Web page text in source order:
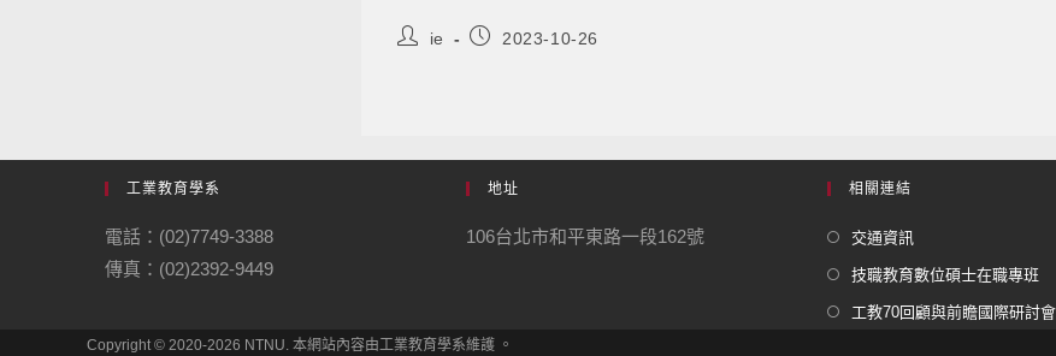
ie 2023-10-26
工業教育學系
電話：(02)7749-3388
傳真：(02)2392-9449
地址
106台北市和平東路一段162號
相關連結
交通資訊
技職教育數位碩士在職專班
工教70回顧與前瞻國際研討會
Copyright © 2020-2026 NTNU. 本網站內容由工業教育學系維護 。